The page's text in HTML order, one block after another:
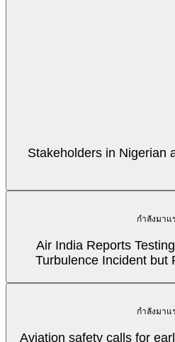
Stakeholders in Nigerian
กำลังมาแ
Air India Reports
Turbulence Incident but
กำลังมาแ
Aviation safety calls for